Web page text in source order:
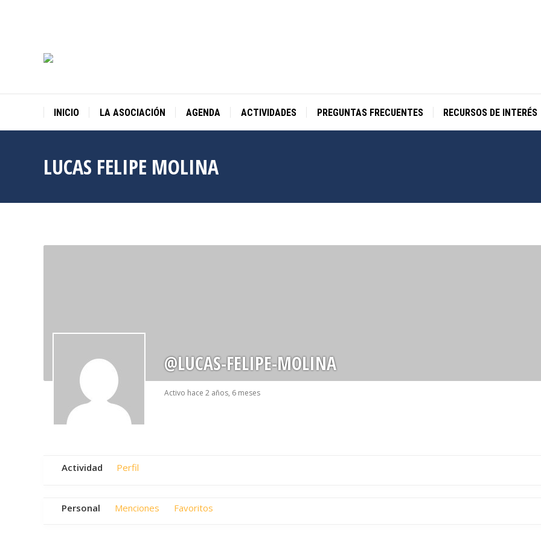
INICIO LA ASOCIACIÓN AGENDA ACTIVIDADES PREGUNTAS FRECUENTES RECURSOS DE INTERÉS
LUCAS FELIPE MOLINA
@LUCAS-FELIPE-MOLINA
Activo hace 2 años, 6 meses
Actividad Perfil
Personal Menciones Favoritos